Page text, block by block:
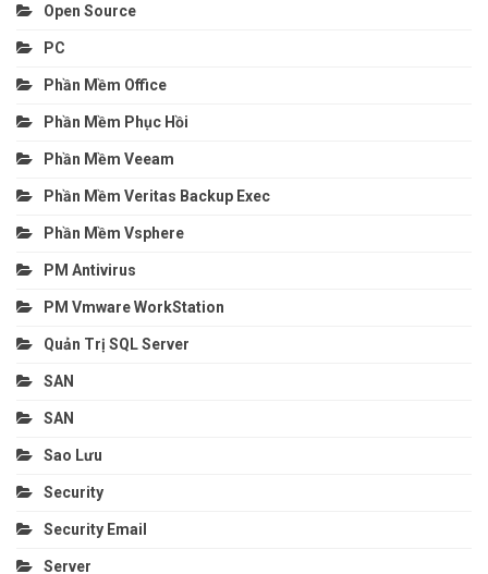
Open Source
PC
Phần Mềm Office
Phần Mềm Phục Hồi
Phần Mềm Veeam
Phần Mềm Veritas Backup Exec
Phần Mềm Vsphere
PM Antivirus
PM Vmware WorkStation
Quản Trị SQL Server
SAN
SAN
Sao Lưu
Security
Security Email
Server